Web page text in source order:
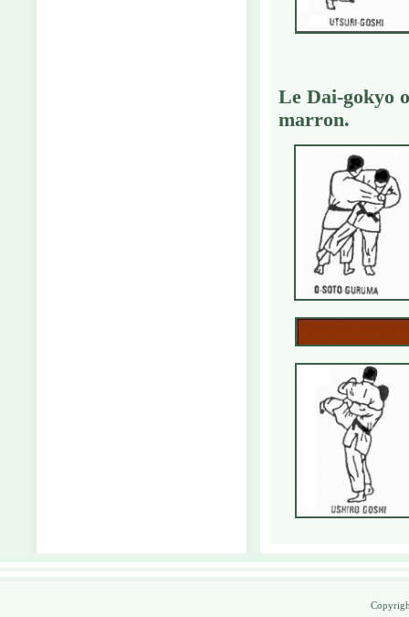
Le Dai-gokyo
marron.